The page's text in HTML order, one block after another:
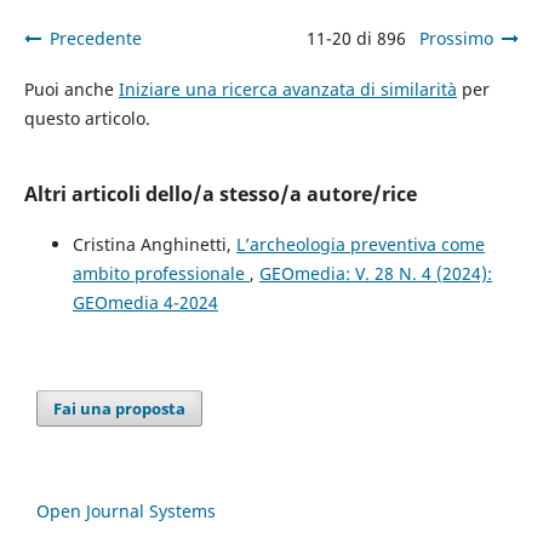
Precedente 11-20 di 896 Prossimo
Puoi anche Iniziare una ricerca avanzata di similarità per
questo articolo.
Altri articoli dello/a stesso/a autore/rice
Cristina Anghinetti, L’archeologia preventiva come
ambito professionale , GEOmedia: V. 28 N. 4 (2024):
GEOmedia 4-2024
Fai una proposta
Open Journal Systems